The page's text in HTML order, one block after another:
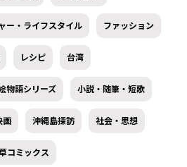
ー・ライフスタイル ファッション
レシピ 台湾
物語シリーズ 小説・随筆・短歌
画 沖縄島探訪 社会・思想
コミックス